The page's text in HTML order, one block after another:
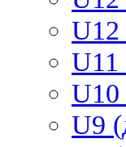
U12
U11
U10
U9